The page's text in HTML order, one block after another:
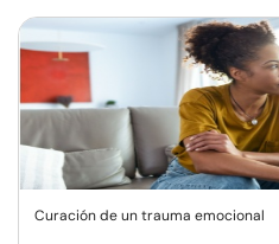
Curación de un trauma emocional